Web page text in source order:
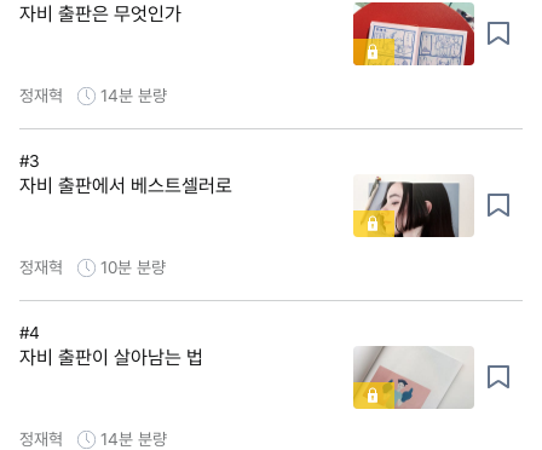
자비 출판은 무엇인가
정재혁 14분 분량
#3
자비 출판에서 베스트셀러로
정재혁 10분 분량
#4
자비 출판이 살아남는 법
정재혁 14분 분량